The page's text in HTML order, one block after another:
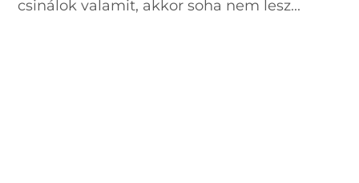
csinálok valamit, akkor soha nem lesz...